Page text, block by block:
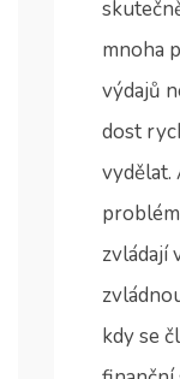
mnoha
výdajů
dost
vydělat.
zvládají
kdy se